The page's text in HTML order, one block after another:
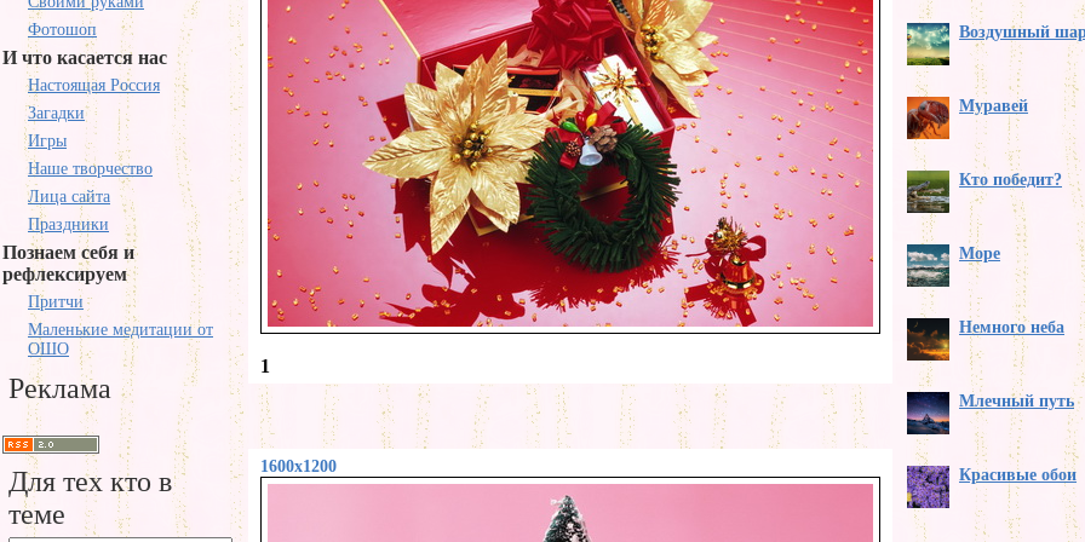
Фотошоп
И что касается нас
Настоящая Россия
Загадки
Игры
Наше творчество
Лица сайта
Праздники
Познаем себя и
рефлексируем
Притчи
Маленькие медитации от
ОШО
Реклама
Для тех кто в
теме
1
1600x1200
Воздушный
Муравей
Кто победит?
Море
Немного неба
Млечный путь
Красивые обои